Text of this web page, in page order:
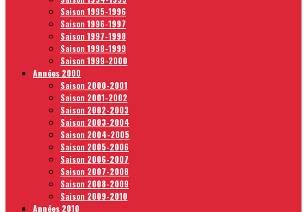
Saison 1995-1996
Saison 1996-1997
Saison 1997-1998
Saison 1998-1999
Saison 1999-2000
Années 2000
Saison 2000-2001
Saison 2001-2002
Saison 2002-2003
Saison 2003-2004
Saison 2004-2005
Saison 2005-2006
Saison 2006-2007
Saison 2007-2008
Saison 2008-2009
Saison 2009-2010
Années 2010